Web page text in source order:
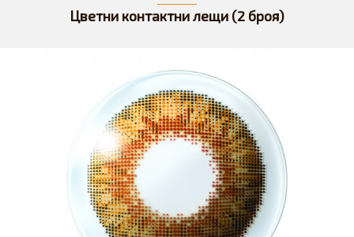
Цветни контактни лещи (2 броя)